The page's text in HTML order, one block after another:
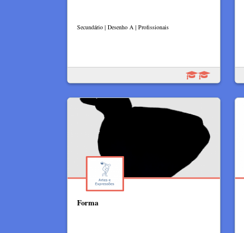
Secundário | Desenho A | Profissionais
Forma